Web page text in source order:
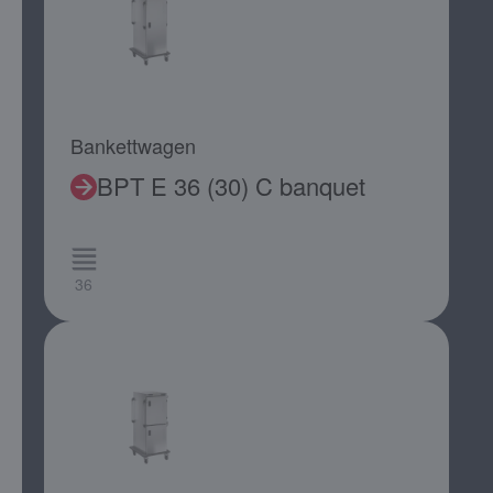
Bankettwagen
BPT E 36 (30) C banquet
36